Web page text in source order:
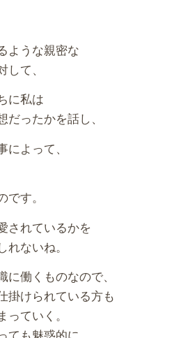
ような親密な
て、
に私は
ったかを話し、
よって、
す。
されているかを
ないね。
働くものなので、
掛けられている方も
ていく。
ても魅惑的に